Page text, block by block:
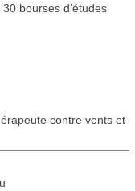
bourses d’études
contre vents et